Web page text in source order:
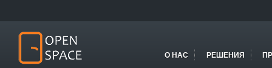
О НАС РЕШЕНИЯ